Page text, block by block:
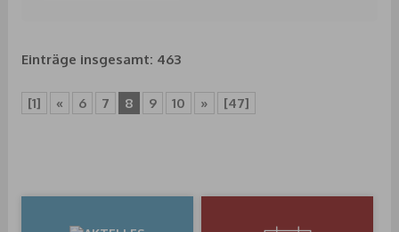
Einträge insgesamt: 463
[1] « 6 7 8 9 10 » [47]